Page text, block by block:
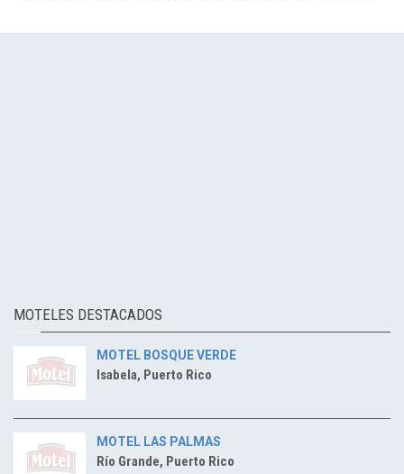
MOTELES DESTACADOS
MOTEL BOSQUE VERDE
Isabela, Puerto Rico
MOTEL LAS PALMAS
Río Grande, Puerto Rico